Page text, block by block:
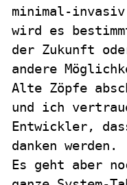
minimal-
wird es
der Zukunft
andere
Alte Zöpfe
und ich
Entwickler,
danken werden.
Es geht aber